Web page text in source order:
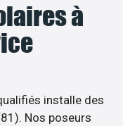
à
installe des
Nos poseurs